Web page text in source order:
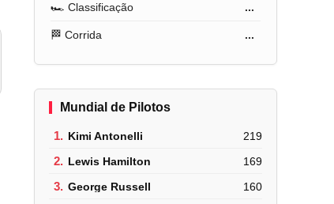
🏎️ Classificação ...
🏁 Corrida ...
Mundial de Pilotos
1. Kimi Antonelli 219
2. Lewis Hamilton 169
3. George Russell 160